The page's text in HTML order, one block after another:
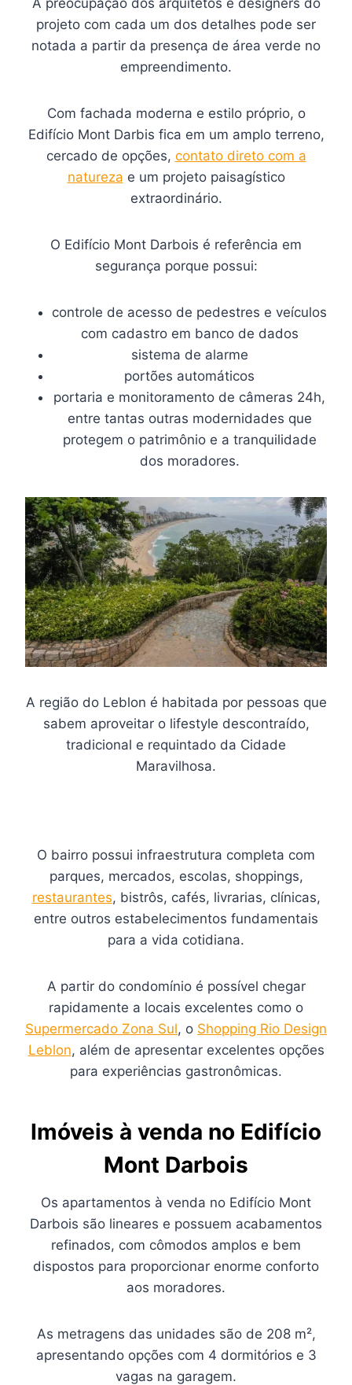
A preocupação dos arquitetos e designers do
projeto com cada um dos detalhes pode ser
notada a partir da presença de área verde no
empreendimento.
Com fachada moderna e estilo próprio, o
Edifício Mont Darbis fica em um amplo terreno,
cercado de opções, contato direto com a
natureza e um projeto paisagístico
extraordinário.
O Edifício Mont Darbois é referência em
segurança porque possui:
controle de acesso de pedestres e veículos
com cadastro em banco de dados
sistema de alarme
portões automáticos
portaria e monitoramento de câmeras 24h,
entre tantas outras modernidades que
protegem o patrimônio e a tranquilidade
dos moradores.
A região do Leblon é habitada por pessoas que
sabem aproveitar o lifestyle descontraído,
tradicional e requintado da Cidade
Maravilhosa.
O bairro possui infraestrutura completa com
parques, mercados, escolas, shoppings,
restaurantes, bistrôs, cafés, livrarias, clínicas,
entre outros estabelecimentos fundamentais
para a vida cotidiana.
A partir do condomínio é possível chegar
rapidamente a locais excelentes como o
Supermercado Zona Sul, o Shopping Rio Design
Leblon, além de apresentar excelentes opções
para experiências gastronômicas.
Imóveis à venda no Edifício
Mont Darbois
Os apartamentos à venda no Edifício Mont
Darbois são lineares e possuem acabamentos
refinados, com cômodos amplos e bem
dispostos para proporcionar enorme conforto
aos moradores.
As metragens das unidades são de 208 m²,
apresentando opções com 4 dormitórios e 3
vagas na garagem.